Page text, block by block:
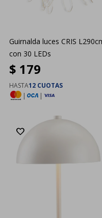
Guirnalda luces CRIS
con 30 LEDs
$ 179
HASTA12 CUOTAS
|
|